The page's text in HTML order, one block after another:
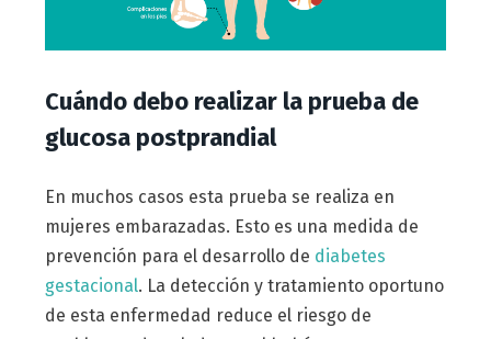
Cuándo debo realizar la prueba de
glucosa postprandial
En muchos casos esta prueba se realiza en
mujeres embarazadas. Esto es una medida de
prevención para el desarrollo de diabetes
gestacional. La detección y tratamiento oportuno
de esta enfermedad reduce el riesgo de